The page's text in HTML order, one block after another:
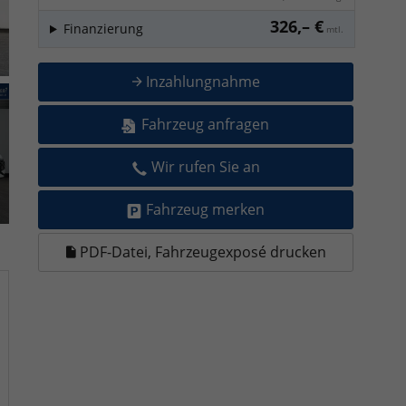
326,– € mtl.
Finanzierung
Inzahlungnahme
Fahrzeug anfragen
Wir rufen Sie an
Fahrzeug merken
PDF-Datei, Fahrzeugexposé drucken